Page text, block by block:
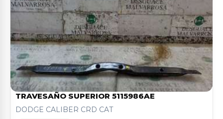
TRAVESAÑO SUPERIOR 5115986AE
DODGE CALIBER CRD CAT